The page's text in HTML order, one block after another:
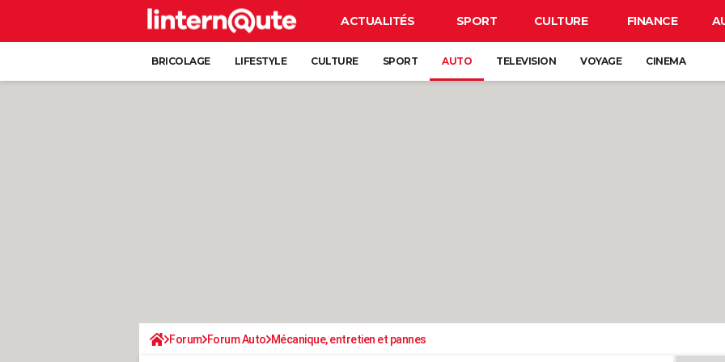
ACTUALITÉS SPORT CULTURE FINANCE
BRICOLAGE LIFESTYLE CULTURE SPORT AUTO TELEVISION VOYAGE CINEMA
Forum Forum Auto Mécanique, entretien et pannes